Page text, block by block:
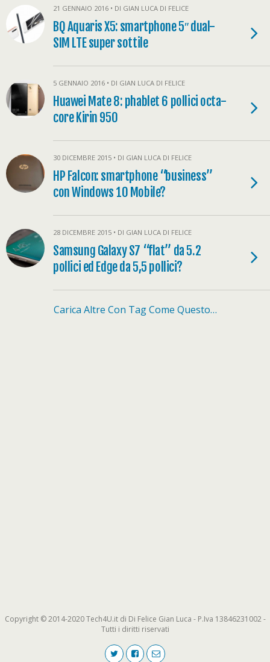
21 GENNAIO 2016 • DI GIAN LUCA DI FELICE
BQ Aquaris X5: smartphone 5″ dual-
SIM LTE super sottile
5 GENNAIO 2016 • DI GIAN LUCA DI FELICE
Huawei Mate 8: phablet 6 pollici octa-
core Kirin 950
30 DICEMBRE 2015 • DI GIAN LUCA DI FELICE
HP Falcon: smartphone “business”
con Windows 10 Mobile?
28 DICEMBRE 2015 • DI GIAN LUCA DI FELICE
Samsung Galaxy S7 “flat” da 5.2
pollici ed Edge da 5,5 pollici?
Carica Altre Con Tag Come Questo…
Copyright © 2014-2020 Tech4U.it di Di Felice Gian Luca - P.Iva 13846231002 -
Tutti i diritti riservati